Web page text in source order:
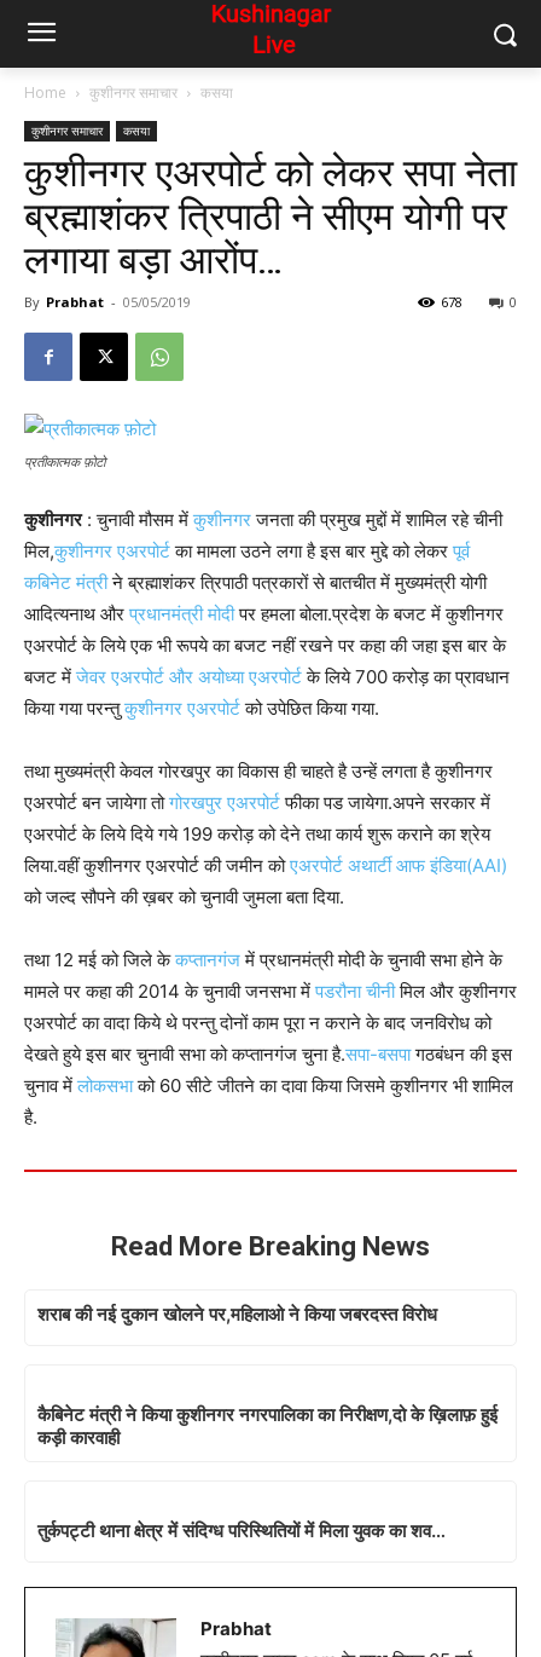
Home कुशीनगर समाचार कसया
कुशीनगर समाचार कसया
कुशीनगर एअरपोर्ट को लेकर सपा नेता
ब्रह्माशंकर त्रिपाठी ने सीएम योगी पर
लगाया बड़ा आरोंप…
By Prabhat - 05/05/2019 0
678
प्रतीकात्मक फ़ोटो
कुशीनगर: चुनावी मौसम मेंकुशीनगरजनता की प्रमुख मुद्दों में शामिल रहे चीनी
मिल,कुशीनगर एअरपोर्टका मामला उठने लगा है इस बार मुद्दे को लेकरपूर्व
कबिनेट मंत्रीने ब्रह्माशंकर त्रिपाठी पत्रकारों से बातचीत में मुख्यमंत्री योगी
आदित्यनाथ औरप्रधानमंत्री मोदीपर हमला बोला.प्रदेश के बजट में कुशीनगर
एअरपोर्ट के लिये एक भी रूपये का बजट नहीं रखने पर कहा की जहा इस बार के
बजट मेंजेवर एअरपोर्ट और अयोध्या एअरपोर्टके लिये 700 करोड़ का प्रावधान
किया गया परन्तुकुशीनगर एअरपोर्टको उपेछित किया गया.
तथा मुख्यमंत्री केवल गोरखपुर का विकास ही चाहते है उन्हें लगता है कुशीनगर
एअरपोर्ट बन जायेगा तोगोरखपुर एअरपोर्टफीका पड जायेगा.अपने सरकार में
एअरपोर्ट के लिये दिये गये 199 करोड़ को देने तथा कार्य शुरू कराने का श्रेय
लिया.वहीं कुशीनगर एअरपोर्ट की जमीन कोएअरपोर्ट अथार्टी आफ इंडिया(AAI)
को जल्द सौपने की ख़बर को चुनावी जुमला बता दिया.
तथा 12 मई को जिले केकप्तानगंजमें प्रधानमंत्री मोदी के चुनावी सभा होने के
मामले पर कहा की 2014 के चुनावी जनसभा मेंपडरौना चीनीमिल और कुशीनगर
एअरपोर्ट का वादा किये थे परन्तु दोनों काम पूरा न कराने के बाद जनविरोध को
देखते हुये इस बार चुनावी सभा को कप्तानगंज चुना है.सपा-बसपागठबंधन की इस
चुनाव मेंलोकसभाको 60 सीटे जीतने का दावा किया जिसमे कुशीनगर भी शामिल
है.
Read More Breaking News
शराब की नई दुकान खोलने पर,महिलाओ ने किया जबरदस्त विरोध
कैबिनेट मंत्री ने किया कुशीनगर नगरपालिका का निरीक्षण,दो के ख़िलाफ़ हुई
कड़ी कारवाही
तुर्कपट्टी थाना क्षेत्र में संदिग्ध परिस्थितियों में मिला युवक का शव…
Prabhat